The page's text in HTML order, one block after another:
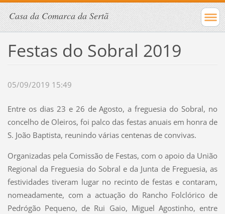
Casa da Comarca da Sertã
Festas do Sobral 2019
05/09/2019 15:49
Entre os dias 23 e 26 de Agosto, a freguesia do Sobral, no
concelho de Oleiros, foi palco das festas anuais em honra de
S. João Baptista, reunindo várias centenas de convivas.
Organizadas pela Comissão de Festas, com o apoio da União
Regional da Freguesia do Sobral e da Junta de Freguesia, as
festividades tiveram lugar no recinto de festas e contaram,
nomeadamente, com a actuação do Rancho Folclórico de
Pedrógão Pequeno, de Rui Gaio, Miguel Agostinho, entre